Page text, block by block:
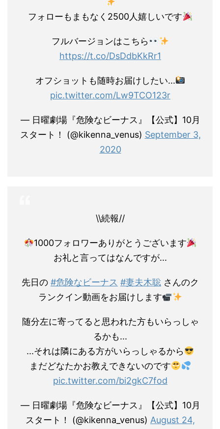
フォローもまもなく2500人嬉しいです
フルバージョンはこちら
https://t.co/DsDdbKkRr1
オフショットも随時お届けしたい...
pic.twitter.com/Lw9TCO123r
— 日曜劇場『危険なビーナス』【公式】10月
スタート！ (@kikenna_venus) September 3,
2020
\\続報//
1000フォロワーありがとうございます
お礼と言ってはなんですが...
先日の #危険なビーナス #妻夫木聡 さんのク
ランクイン動画をお届けします
随分左に寄ってると思われた方もいらっしゃ
るかも...
...それは隣にある方がいらっしゃるから
まだどなたかお教えできないのです
pic.twitter.com/bi2gkC7fod
— 日曜劇場『危険なビーナス』【公式】10月
スタート！ (@kikenna_venus) August 24,